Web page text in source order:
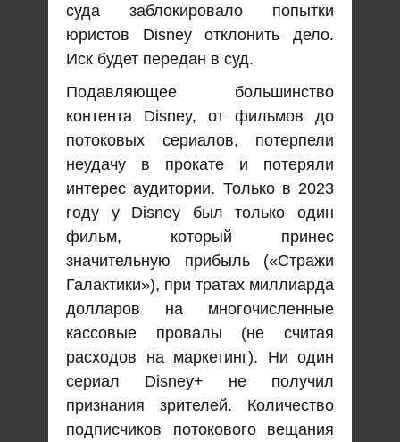
суда заблокировало попытки
юристов Disney отклонить дело.
Иск будет передан в суд.
Подавляющее большинство
контента Disney, от фильмов до
потоковых сериалов, потерпели
неудачу в прокате и потеряли
интерес аудитории. Только в 2023
году у Disney был только один
фильм, который принес
значительную прибыль («Стражи
Галактики»), при тратах миллиарда
долларов на многочисленные
кассовые провалы (не считая
расходов на маркетинг). Ни один
сериал Disney+ не получил
признания зрителей. Количество
подписчиков потокового вещания